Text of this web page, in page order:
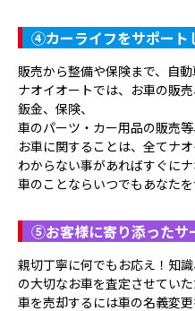
④カーライフをサポート
販売から整備や保険まで、自
ナオイオートでは、お車の販
鈑金、保険、
車のパーツ・カー用品の販売
お車に関することは、全てナ
わからない事があればすぐに
車のことならいつでもあなたを
⑤お客様に寄り添ったサ
親切丁寧に何でもお応え！知
の大切なお車を査定させていた
車を売却するには車の名義変